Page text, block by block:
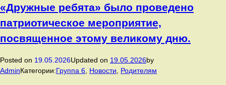
День
детского
телефона
доверия.
«Дружные ребята» было проведено
патриотическое мероприятие,
посвященное этому великому дню.
Posted on 19.05.2026Updated on 19.05.2026by
AdminКатегории:Группа 6 Новости Родителям